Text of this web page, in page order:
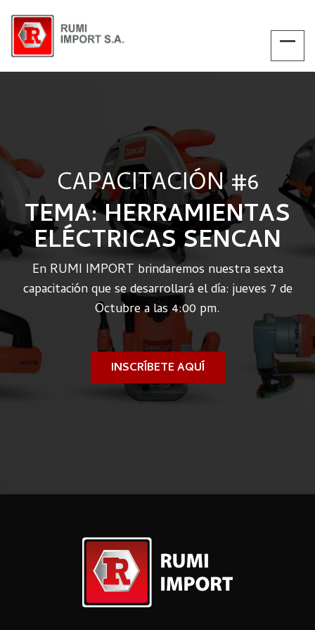
CAPACITACIÓN #6
TEMA: HERRAMIENTAS
ELÉCTRICAS SENCAN
En RUMI IMPORT brindaremos nuestra sexta
capacitación que se desarrollará el día: jueves 7 de
Octubre a las 4:00 pm.
INSCRÍBETE AQUÍ